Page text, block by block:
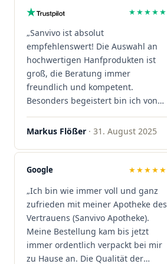
★★★★★
„Sanvivo ist absolut
empfehlenswert! Die Auswahl an
hochwertigen Hanfprodukten ist
groß, die Beratung immer
freundlich und kompetent.
Besonders begeistert bin ich von
der schnellen Rezeptannahme –
alles läuft unkompliziert und
sind extrem zügig, was mir jedes
Mal viel Zeit spart. Man merkt,
Kundenzufriedenheit an erster
Stelle stehen. Vielen Dank an das
Team von Sanvivo – ich bin
rundum begeistert!"
Markus Flößer · 31. August 2025
Google ★★★★★
„Ich bin wie immer voll und ganz
zufrieden mit meiner Apotheke des
Vertrauens (Sanvivo Apotheke).
Meine Bestellung kam bis jetzt
immer ordentlich verpackt bei mir
zu Hause an. Die Qualität der